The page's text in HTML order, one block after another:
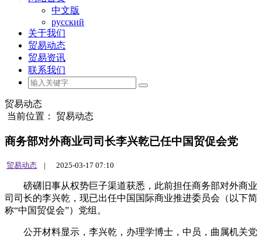
中文版
русский
关于我们
贸易动态
贸易资讯
联系我们
贸易动态
当前位置： 贸易动态
商务部对外商业司司长李兴乾已任中国贸促会党
贸易动态 | 2025-03-17 07:10
磅礴旧事从权势巨子渠道获悉，此前担任商务部对外商业
司司长的李兴乾，现已出任中国国际商业推进委员会（以下简
称“中国贸促会”）党组。
公开材料显示，李兴乾，办理学博士，中员，曲属机关党